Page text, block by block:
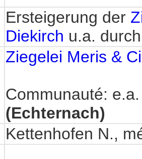
Ersteigerung der
Diekirch u.a.
Ziegelei Meris &
Communauté:
(Echternach)
Kettenhofen N.,